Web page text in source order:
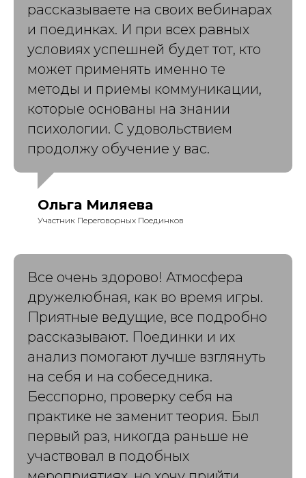
рассказываете на своих вебинарах
и поединках. И при всех равных
условиях успешней будет тот, кто
может применять именно те
методы и приемы коммуникации,
которые основаны на знании
психологии. С удовольствием
продолжу обучение у вас.
Ольга Миляева
Участник Переговорных Поединков
Все очень здорово! Атмосфера
дружелюбная, как во время игры.
Приятные ведущие, все подробно
рассказывают. Поединки и их
анализ помогают лучше взглянуть
на себя и на собеседника.
Бесспорно, проверку себя на
практике не заменит теория. Был
первый раз, никогда раньше не
участвовал в подобных